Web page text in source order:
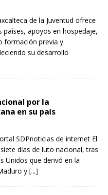
de la Juventud ofrece
apoyos en hospedaje,
formación previa y
su desarrollo
por la
en su país
SDPnoticias de internet El
días de luto nacional, tras
Unidos que derivó en la
y [...]